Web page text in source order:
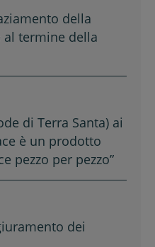
della
termine della
di Terra Santa) ai
è un prodotto
pezzo per pezzo”
dei